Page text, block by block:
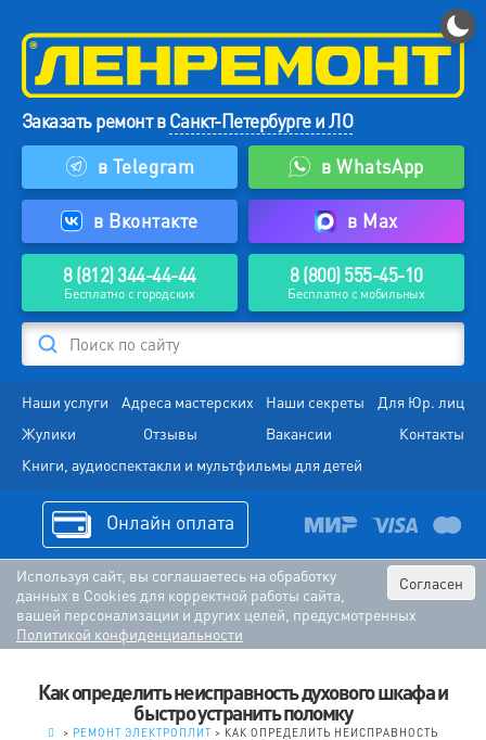
Заказать ремонт вСанкт-Петербурге и ЛО
в Telegram
в WhatsApp
в Вконтакте в Max
8 (812) 344-44-44
Бесплатно с городских
8 (800) 555-45-10
Бесплатно с мобильных
Поиск по сайту
Наши услуги Адреса мастерских Наши секреты
Для Юр. лиц
Жулики
Отзывы Вакансии
Контакты
Книги, аудиоспектакли и мультфильмы для детей
Онлайн оплата
Согласен
Используя сайт, вы соглашаетесь на обработку
данных в Cookies для корректной работы сайта,
вашей персонализации и других целей, предусмотренных
Политикой конфиденциальности
Как определить неисправность духового шкафа и
быстро устранить поломку
> РЕМОНТ ЭЛЕКТРОПЛИТ> КАК ОПРЕДЕЛИТЬ НЕИСПРАВНОСТЬ